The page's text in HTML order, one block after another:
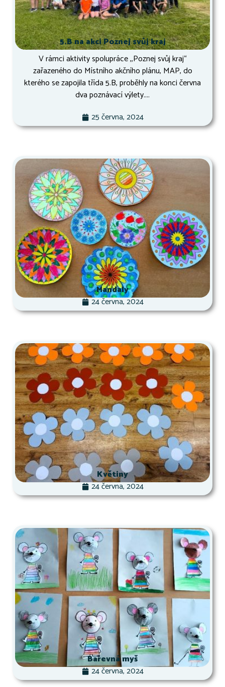
5.B na akci Poznej svůj kraj
V rámci aktivity spolupráce ,,Poznej svůj kraj“
zařazeného do Místního akčního plánu, MAP, do
kterého se zapojila třída 5.B, proběhly na konci června
dva poznávací výlety....
25 června, 2024
Mandaly
24 června, 2024
Květiny
24 června, 2024
Barevná myš
24 června, 2024